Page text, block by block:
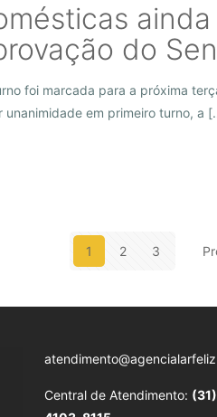
do
foi marcada para a próxima
em primeiro turno, a
1 2 3
Central de Atendimento: (31)